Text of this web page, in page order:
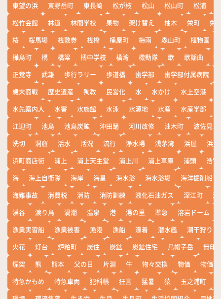
東望の浜
東野岳町 東長崎 松が枝 松山 松山町 松浦
松竹会館
林道 林間学校 果物 架け替え 柚木 栄町
栄
桜
桜馬場 桟敷券 桟橋 桶屋町 梅雨 森山町 植物園
樺島町
橋 橋梁 橘中学校 橘湾 機動隊 歌 歌謡曲
正覚寺
武雄 歩行ラリー 歩道橋 歯学部 歯学部付属病院
歳末商戦
歴史遺産 殉教 民営化 水 水かけ 水上空港
水先案内人
水害 水族館 水泳 水源地 水産 水産学部
江迎町
池島 池島炭鉱 沖田踊 河川改修 油木町
波佐見
洗切
洞窟 活水 活況 流行 浄水場 浅茅湾 浜屋
浜
浜町商店街
浦上 浦上天主堂 浦上川 浦上車庫 浦頭
浩宮
海
海上自衛隊 海岸 海星 海水浴 海水浴場
海洋掘削船
海難事故
消費税 消防 消防訓練 液化石油ガス 深江町
淵
渓谷
渡り鳥 渦潮 温泉 港 湯の里 準急 溶岩ドーム
漁業実習船
漁業被害 漁港 漁船 漂着 潜水艦
潮干狩り
火花
灯台 炉粕町 炭住 炭鉱 炭鉱住宅 烏帽子岳
無印
煙突
熊 熊本 父の日 片淵 牛 物々交換 物価
物価高
特急かもめ
特急車両 犯科帳 狂言 猛暑 猿 玉之浦町